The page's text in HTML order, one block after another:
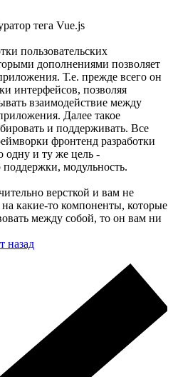
тега Vue.js
пользовательских
дополнениями позволяет
Т.е. прежде всего он
интерфейсов, позволяя
взаимодействие между
Далее такое
и поддерживать. Все
фронтенд разработки
одну и ту же цель -
модульность.
версткой и вам не
какие-то компоненты, которые
между собой, то он вам ни
назад